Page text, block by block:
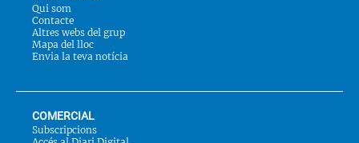
Qui som
Contacte
Altres webs del grup
Mapa del lloc
Envia la teva notícia
COMERCIAL
Subscripcions